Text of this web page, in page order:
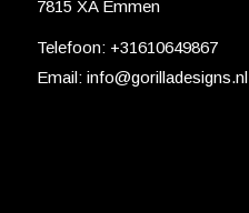
7815 XA Emmen
Telefoon: +31610649867
Email: info@gorilladesigns.nl